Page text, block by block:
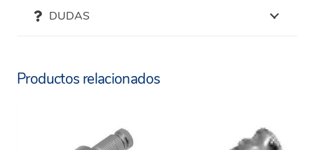
gama completa en el siguiente enlace:
DUDAS
Productos relacionados